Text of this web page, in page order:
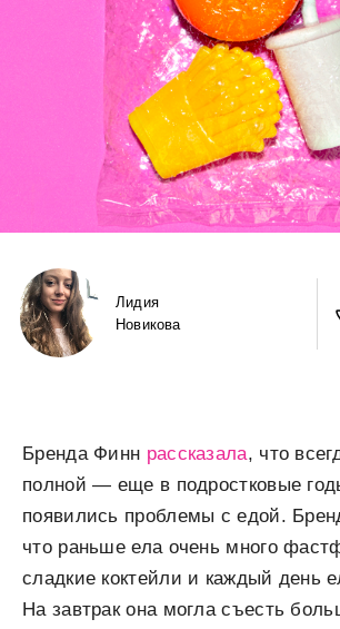
Лидия
Новикова
Бренда Финн рассказала, что
полной — еще в подростковые
появились проблемы с едой.
что раньше ела очень много
сладкие коктейли и каждый день
На завтрак она могла съесть